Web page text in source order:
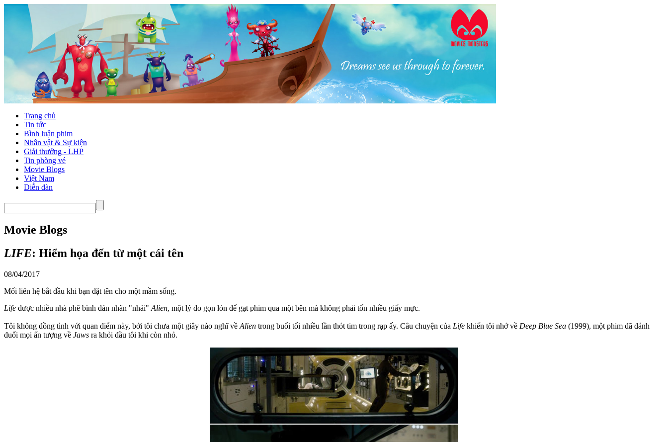
Trang chủ
Tin tức
Bình luận phim
Nhân vật & Sự kiện
Giải thưởng - LHP
Tin phòng vé
Movie Blogs
Việt Nam
Diễn đàn
Movie Blogs
LIFE: Hiểm họa đến từ một cái tên
08/04/2017
Mối liên hệ bắt đầu khi bạn đặt tên cho một mầm sống.
Life được nhiều nhà phê bình dán nhãn "nhái" Alien, một lý do gọn lỏn để gạt phim qua một bên mà không phải tốn nhiều giấy mực.
Tôi không đồng tình với quan điểm này, bởi tôi chưa một giây nào nghĩ về Alien trong buổi tối nhiều lần thót tim trong rạp ấy. Câu chuyện của Life khiến tôi nhớ về Deep Blue Sea (1999), một phim đã đánh
đuổi mọi ấn tượng về Jaws ra khỏi đầu tôi khi còn nhỏ.